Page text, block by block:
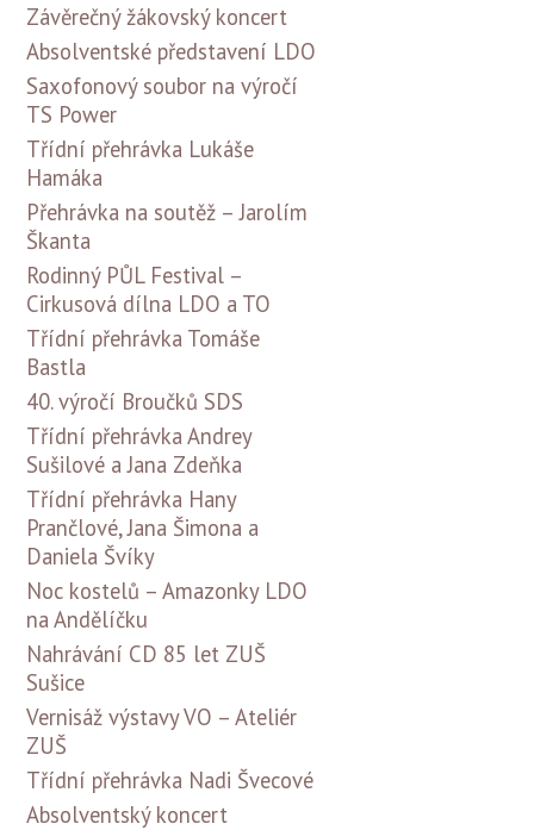
Závěrečný žákovský koncert
Absolventské představení LDO
Saxofonový soubor na výročí
TS Power
Třídní přehrávka Lukáše
Hamáka
Přehrávka na soutěž – Jarolím
Škanta
Rodinný PŮL Festival –
Cirkusová dílna LDO a TO
Třídní přehrávka Tomáše
Bastla
40. výročí Broučků SDS
Třídní přehrávka Andrey
Sušilové a Jana Zdeňka
Třídní přehrávka Hany
Prančlové, Jana Šimona a
Daniela Švíky
Noc kostelů – Amazonky LDO
na Andělíčku
Nahrávání CD 85 let ZUŠ
Sušice
Vernisáž výstavy VO – Ateliér
ZUŠ
Třídní přehrávka Nadi Švecové
Absolventský koncert